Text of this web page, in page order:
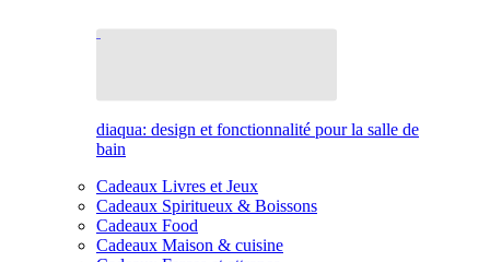
diaqua: design et fonctionnalité pour la salle de
bain
Cadeaux Livres et Jeux
Cadeaux Spiritueux & Boissons
Cadeaux Food
Cadeaux Maison & cuisine